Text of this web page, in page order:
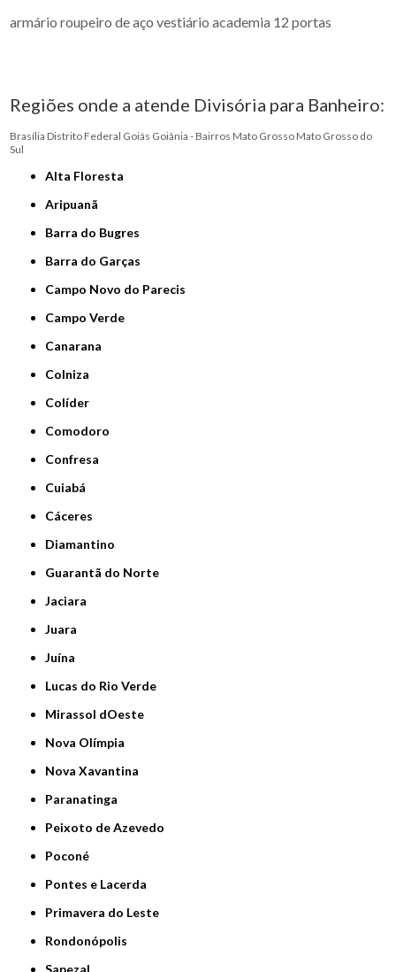
armário roupeiro de aço vestiário academia 12 portas
Regiões onde a atende Divisória para Banheiro:
Brasília Distrito Federal Goiás Goiânia - Bairros Mato Grosso Mato Grosso do
Sul
Alta Floresta
Aripuanã
Barra do Bugres
Barra do Garças
Campo Novo do Parecis
Campo Verde
Canarana
Colniza
Colíder
Comodoro
Confresa
Cuiabá
Cáceres
Diamantino
Guarantã do Norte
Jaciara
Juara
Juína
Lucas do Rio Verde
Mirassol dOeste
Nova Olímpia
Nova Xavantina
Paranatinga
Peixoto de Azevedo
Poconé
Pontes e Lacerda
Primavera do Leste
Rondonópolis
Sapezal